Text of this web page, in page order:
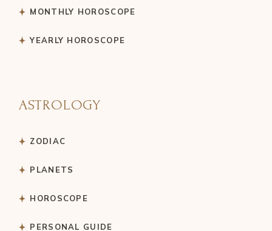
MONTHLY HOROSCOPE
YEARLY HOROSCOPE
ASTROLOGY
ZODIAC
PLANETS
HOROSCOPE
PERSONAL GUIDE